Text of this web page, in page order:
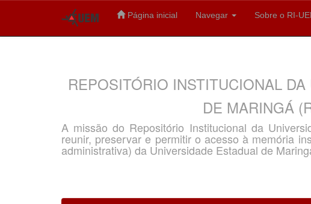
Página inicial Navegar Sobre o RI-
REPOSITÓRIO INSTITUCIONAL
DE MARINGÁ
A missão do Repositório Institucional da
reunir, preservar e permitir o acesso à memória
administrativa) da Universidade Estadual de